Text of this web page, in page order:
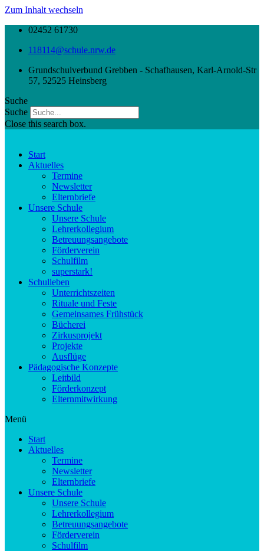
Zum Inhalt wechseln
02452 61730
118114@schule.nrw.de
Grundschulverbund Grebben - Schafhausen, Karl-Arnold-Str
57, 52525 Heinsberg
Suche
Suche
Close this search box.
Start
Aktuelles
Termine
Newsletter
Elternbriefe
Unsere Schule
Unsere Schule
Lehrerkollegium
Betreuungsangebote
Förderverein
Schulfilm
superstark!
Schulleben
Unterrichtszeiten
Rituale und Feste
Gemeinsames Frühstück
Bücherei
Zirkusprojekt
Projekte
Ausflüge
Pädagogische Konzepte
Leitbild
Förderkonzept
Elternmitwirkung
Menü
Start
Aktuelles
Termine
Newsletter
Elternbriefe
Unsere Schule
Unsere Schule
Lehrerkollegium
Betreuungsangebote
Förderverein
Schulfilm